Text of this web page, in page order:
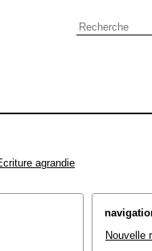
agrandie
Nouvelle